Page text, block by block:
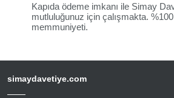
Kapıda ödeme imkanı ile Simay
mutluluğunuz için çalışmakta.
memmuniyeti.
simaydavetiye.com